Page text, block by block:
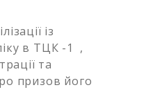
із
в ТЦК -1 ,
та
призов його